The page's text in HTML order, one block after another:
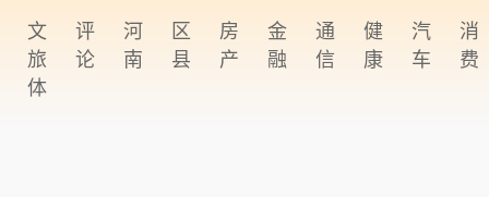
文
旅
体
评
论
河
南
区
县
房
产
金
融
通
信
健
康
汽
车
消
费